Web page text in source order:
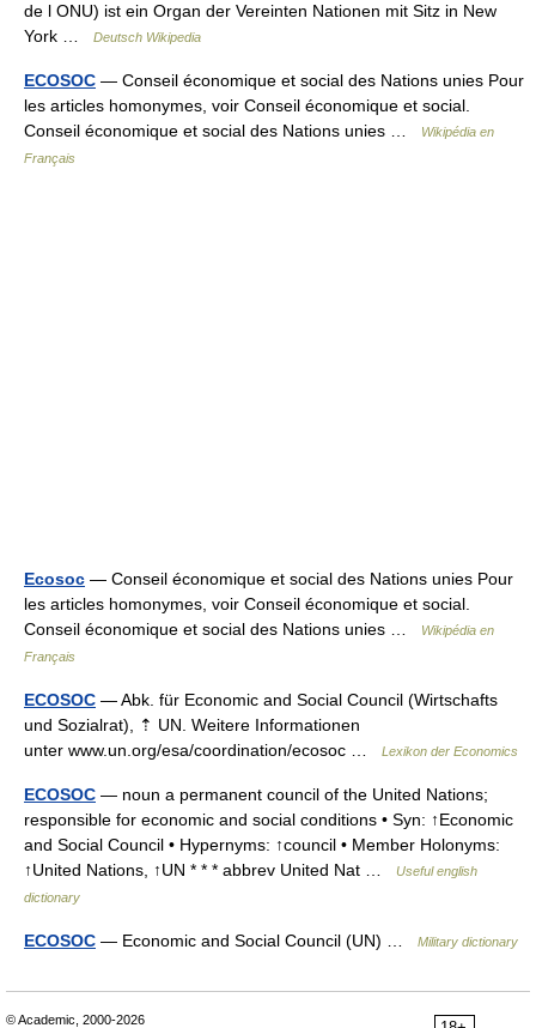
de l ONU) ist ein Organ der Vereinten Nationen mit Sitz in New
York …
Deutsch Wikipedia
ECOSOC — Conseil économique et social des Nations unies Pour
les articles homonymes, voir Conseil économique et social.
Conseil économique et social des Nations unies …
Wikipédia en
Français
Ecosoc — Conseil économique et social des Nations unies Pour
les articles homonymes, voir Conseil économique et social.
Conseil économique et social des Nations unies …
Wikipédia en
Français
ECOSOC — Abk. für Economic and Social Council (Wirtschafts
und Sozialrat), ⇡ UN. Weitere Informationen
unter www.un.org/esa/coordination/ecosoc …
Lexikon der Economics
ECOSOC — noun a permanent council of the United Nations;
responsible for economic and social conditions • Syn: ↑Economic
and Social Council • Hypernyms: ↑council • Member Holonyms:
↑United Nations, ↑UN * * * abbrev United Nat …
Useful english
dictionary
ECOSOC — Economic and Social Council (UN) … Military dictionary
© Academic, 2000-2026